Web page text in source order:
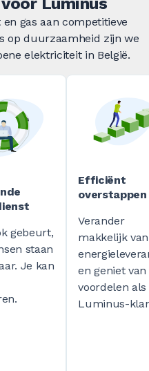
gas aan competitieve
op duurzaamheid zijn we
elektriciteit in België.
gebeurt,
staan
Je kan
Efficiënt
overstappen
Verander
makkelijk van
en geniet
voordelen als
Luminus-